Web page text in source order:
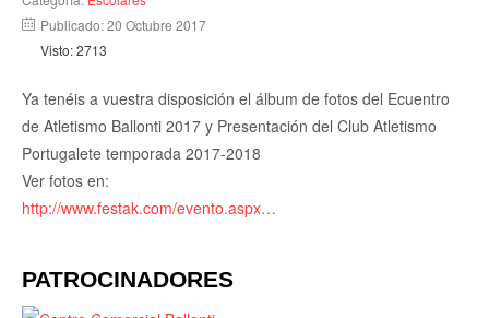
Publicado: 20 Octubre 2017
Visto: 2713
Ya tenéis a vuestra disposición el álbum de fotos del Ecuentro
de Atletismo Ballonti 2017 y Presentación del Club Atletismo
Portugalete temporada 2017-2018
Ver fotos en:
http://www.festak.com/evento.aspx…
PATROCINADORES